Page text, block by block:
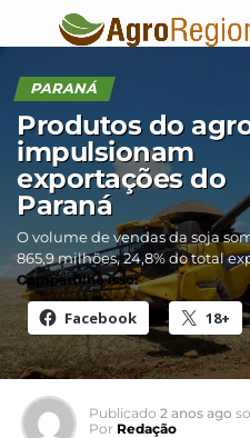
PARANÁ
Produtos do
impulsionam
exportações do
Paraná
O volume de vendas da soja
865,9 milhões, 24,8% do total
Compartilhe isso:
Facebook 18+
Publicado 2 anos ago
Por Redação